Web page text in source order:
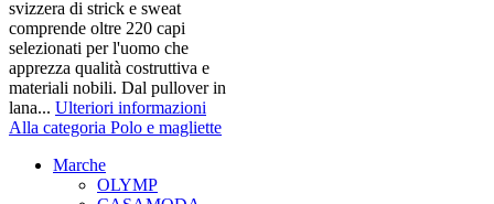
svizzera di strick e sweat
comprende oltre 220 capi
selezionati per l'uomo che
apprezza qualità costruttiva e
materiali nobili. Dal pullover in
lana... Ulteriori informazioni
Alla categoria Polo e magliette
Marche
OLYMP